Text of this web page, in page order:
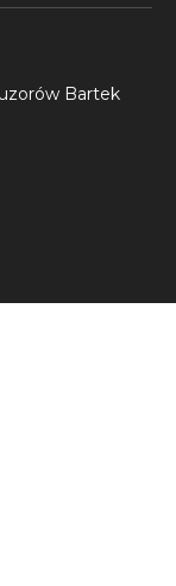
Bartek